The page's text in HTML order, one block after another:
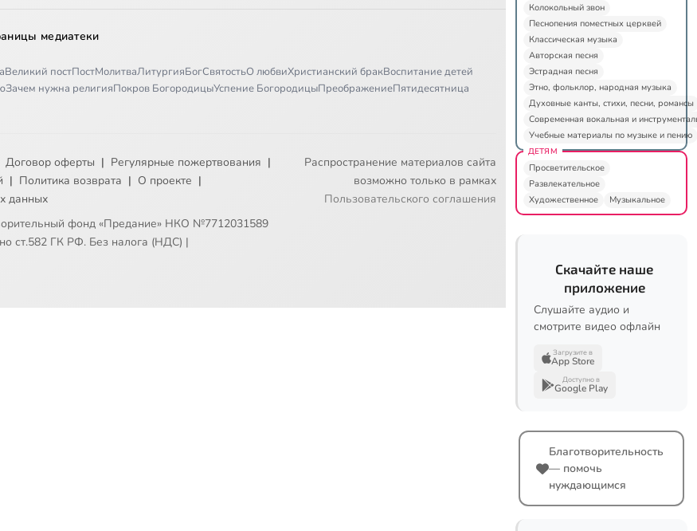
медиатеки
Великий постПостМолитваЛитургияБогСвятостьО любвиХристианский бракВоспитание детей
Зачем нужна религияПокров БогородицыУспение БогородицыПреображениеПятидесятница
Договор оферты | Регулярные пожертвования |
| Политика возврата | О проекте |
данных
фонд «Предание» НКО №7712031589
ст.582 ГК РФ. Без налога (НДС) |
Распространение материалов сайта
возможно только в рамках
Пользовательского соглашения
Колокольный звон
Песнопения поместных церквей
Классическая музыка
Авторская песня
Эстрадная песня
Этно, фольклор, народная музыка
Духовные канты, стихи, песни, романсы
Современная вокальная и
Учебные материалы по музыке и пению
ДЕТЯМ
Просветительское
Развлекательное
Художественное
Музыкальное
Скачайте наше
приложение
Слушайте аудио и
смотрите видео офлайн
Загрузите в
App Store
Доступно в
Google Play
Благотворительность
— помочь
нуждающимся